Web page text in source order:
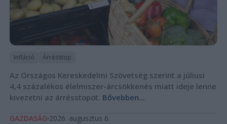
Infláció Árrésstop
Az Országos Kereskedelmi Szövetség szerint a júliusi
4,4 százalékos élelmiszer-árcsökkenés miatt ideje lenne
kivezetni az árrésstopot. Bővebben...
GAZDASÁG 2026. augusztus 6.